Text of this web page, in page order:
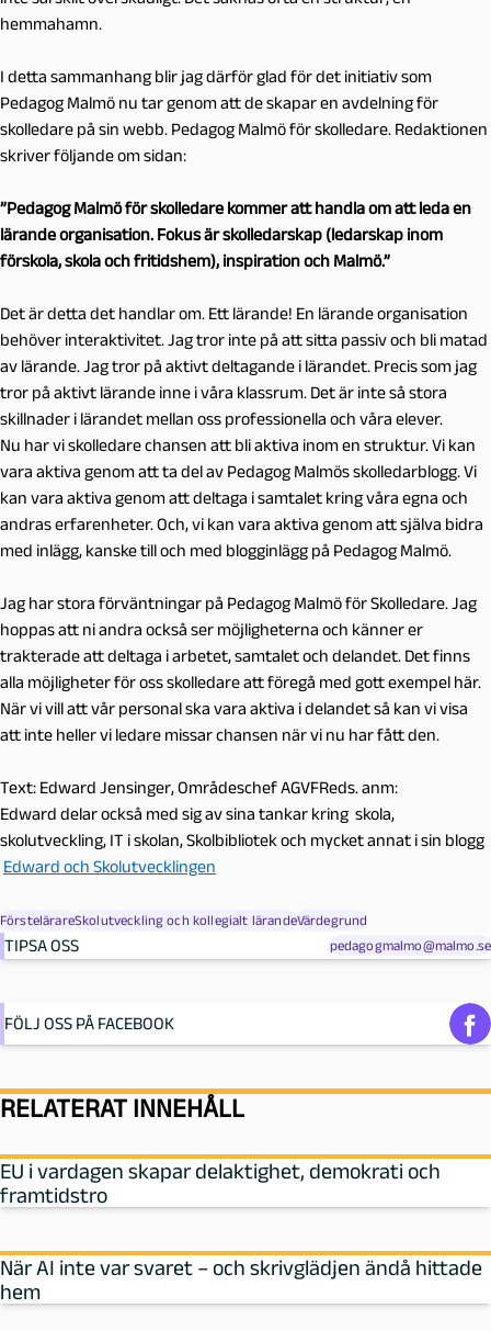
hemmahamn.
I detta sammanhang blir jag därför glad för det initiativ som
Pedagog Malmö nu tar genom att de skapar en avdelning för
skolledare på sin webb. Pedagog Malmö för skolledare. Redaktionen
skriver följande om sidan:
”Pedagog Malmö för skolledare kommer att handla om att leda en
lärande organisation. Fokus är skolledarskap (ledarskap inom
förskola, skola och fritidshem), inspiration och Malmö.”
Det är detta det handlar om. Ett lärande! En lärande organisation
behöver interaktivitet. Jag tror inte på att sitta passiv och bli matad
av lärande. Jag tror på aktivt deltagande i lärandet. Precis som jag
tror på aktivt lärande inne i våra klassrum. Det är inte så stora
skillnader i lärandet mellan oss professionella och våra elever.
Nu har vi skolledare chansen att bli aktiva inom en struktur. Vi kan
vara aktiva genom att ta del av Pedagog Malmös skolledarblogg. Vi
kan vara aktiva genom att deltaga i samtalet kring våra egna och
andras erfarenheter. Och, vi kan vara aktiva genom att själva bidra
med inlägg, kanske till och med blogginlägg på Pedagog Malmö.
Jag har stora förväntningar på Pedagog Malmö för Skolledare. Jag
hoppas att ni andra också ser möjligheterna och känner er
trakterade att deltaga i arbetet, samtalet och delandet. Det finns
alla möjligheter för oss skolledare att föregå med gott exempel här.
När vi vill att vår personal ska vara aktiva i delandet så kan vi visa
att inte heller vi ledare missar chansen när vi nu har fått den.
Text: Edward Jensinger, Områdeschef AGVFReds. anm:
Edward delar också med sig av sina tankar kring skola,
skolutveckling, IT i skolan, Skolbibliotek och mycket annat i sin blogg
Edward och Skolutvecklingen
FörstelärareSkolutveckling och kollegialt lärandeVärdegrund
TIPSA OSS pedagogmalmo@malmo.se
FÖLJ OSS PÅ FACEBOOK
RELATERAT INNEHÅLL
EU i vardagen skapar delaktighet, demokrati och
framtidstro
När AI inte var svaret – och skrivglädjen ändå hittade
hem